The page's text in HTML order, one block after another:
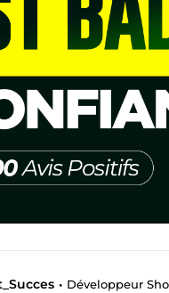
• Développeur